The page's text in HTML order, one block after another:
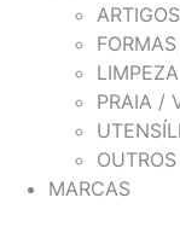
PRAIA /
MARCAS